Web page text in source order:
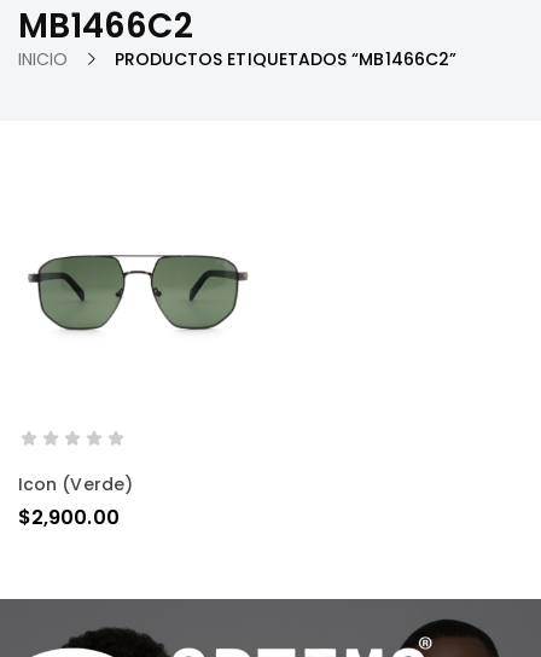
MB1466C2
INICIO PRODUCTOS ETIQUETADOS “MB1466C2”
AÑADIR AL CARRITO
Icon (verde)
$2,900.00